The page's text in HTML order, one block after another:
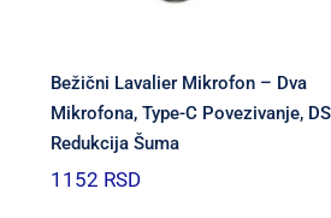
Bežični Lavalier Mikrofon – Dva
Mikrofona, Type-C Povezivanje,
Redukcija Šuma
1152 RSD